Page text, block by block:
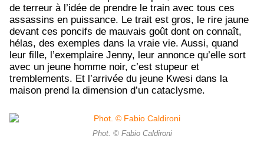
de terreur à l’idée de prendre le train avec tous ces
assassins en puissance. Le trait est gros, le rire jaune
devant ces poncifs de mauvais goût dont on connaît,
hélas, des exemples dans la vraie vie. Aussi, quand
leur fille, l’exemplaire Jenny, leur annonce qu’elle sort
avec un jeune homme noir, c’est stupeur et
tremblements. Et l’arrivée du jeune Kwesi dans la
maison prend la dimension d’un cataclysme.
Phot. © Fabio Caldironi